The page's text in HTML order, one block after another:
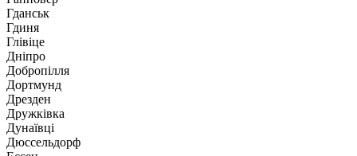
Гданськ
Гдиня
Глівіце
Дніпро
Добропілля
Дортмунд
Дрезден
Дружківка
Дунаївці
Дюссельдорф